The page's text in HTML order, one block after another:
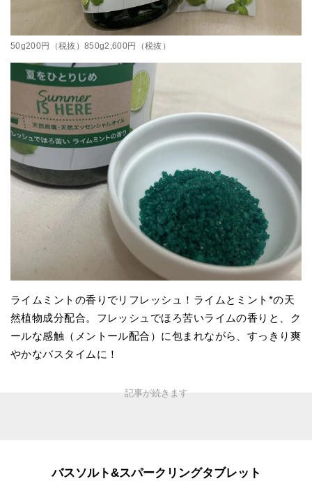
50g200円（税抜）850g2,600円（税抜）
ライムミントの香りでリフレッシュ！ライムとミント*の天
然植物成分配合。フレッシュでほろ苦いライムの香りと、ク
ールな感触（メントール配合）に包まれながら、すっきり爽
やかなバスタイムに！
バスソルト&スパークリングタブレット